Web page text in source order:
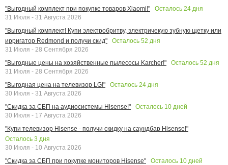
"Выгодный комплект при покупке товаров Xiaomi!"
Осталось 24 дня
31 Июля - 31 Августа 2026
"Выгодный комплект! Купи электробритву, электричекую зубную щетку или
ирригатор Redmond и получи скид"
Осталось 52 дня
31 Июля - 28 Сентября 2026
"Выгодные цены на хозяйственные пылесосы Karcher!"
Осталось 52 дня
31 Июля - 28 Сентября 2026
"Выгодная цена на телевизор LG!"
Осталось 24 дня
30 Июля - 31 Августа 2026
"Скидка за СБП на аудиосистемы Hisense!"
Осталось 10 дней
30 Июля - 17 Августа 2026
"Купи телевизор Hisense - получи скидку на саундбар Hisense!"
Осталось 3 дня
30 Июля - 10 Августа 2026
"Скидка за СБП при покупке мониторов Hisense"
Осталось 10 дней